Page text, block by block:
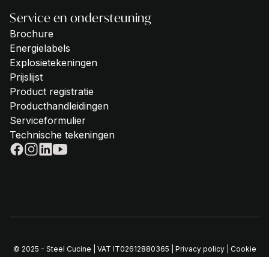
Service en ondersteuning
Brochure
Energielabels
Explosietekeningen
Prijslijst
Product registratie
Producthandleidingen
Serviceformulier
Technische tekeningen
© 2025 - Steel Cucine | VAT IT02612880365 | Privacy policy| Cookie